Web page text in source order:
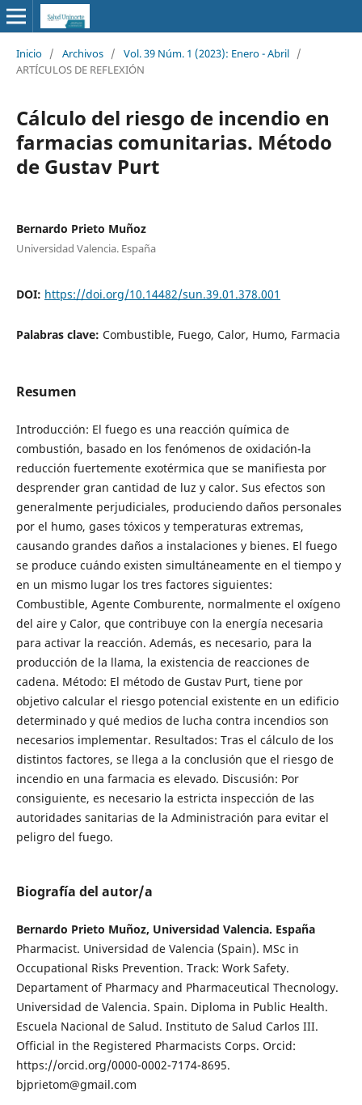
Inicio / Archivos / Vol. 39 Núm. 1 (2023): Enero - Abril /
ARTÍCULOS DE REFLEXIÓN
Cálculo del riesgo de incendio en
farmacias comunitarias. Método
de Gustav Purt
Bernardo Prieto Muñoz
Universidad Valencia. España
DOI: https://doi.org/10.14482/sun.39.01.378.001
Palabras clave: Combustible, Fuego, Calor, Humo, Farmacia
Resumen
Introducción: El fuego es una reacción química de
combustión, basado en los fenómenos de oxidación-la
reducción fuertemente exotérmica que se manifiesta por
desprender gran cantidad de luz y calor. Sus efectos son
generalmente perjudiciales, produciendo daños personales
por el humo, gases tóxicos y temperaturas extremas,
causando grandes daños a instalaciones y bienes. El fuego
se produce cuándo existen simultáneamente en el tiempo y
en un mismo lugar los tres factores siguientes:
Combustible, Agente Comburente, normalmente el oxígeno
del aire y Calor, que contribuye con la energía necesaria
para activar la reacción. Además, es necesario, para la
producción de la llama, la existencia de reacciones de
cadena. Método: El método de Gustav Purt, tiene por
objetivo calcular el riesgo potencial existente en un edificio
determinado y qué medios de lucha contra incendios son
necesarios implementar. Resultados: Tras el cálculo de los
distintos factores, se llega a la conclusión que el riesgo de
incendio en una farmacia es elevado. Discusión: Por
consiguiente, es necesario la estricta inspección de las
autoridades sanitarias de la Administración para evitar el
peligro del fuego.
Biografía del autor/a
Bernardo Prieto Muñoz, Universidad Valencia. España
Pharmacist. Universidad de Valencia (Spain). MSc in
Occupational Risks Prevention. Track: Work Safety.
Departament of Pharmacy and Pharmaceutical Thecnology.
Universidad de Valencia. Spain. Diploma in Public Health.
Escuela Nacional de Salud. Instituto de Salud Carlos III.
Official in the Registered Pharmacists Corps. Orcid:
https://orcid.org/0000-0002-7174-8695.
bjprietom@gmail.com